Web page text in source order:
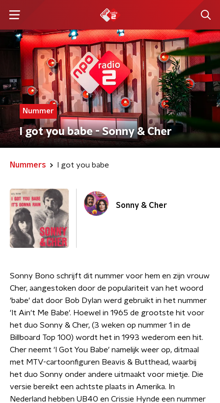
Nummer
I got you babe - Sonny & Cher
Nummers I got you babe
Sonny & Cher
Sonny Bono schrijft dit nummer voor hem en zijn vrouw
Cher, aangestoken door de populariteit van het woord
'babe' dat door Bob Dylan werd gebruikt in het nummer
'It Ain't Me Babe'. Hoewel in 1965 de grootste hit voor
het duo Sonny & Cher, (3 weken op nummer 1 in de
Billboard Top 100) wordt het in 1993 wederom een hit.
Cher neemt 'I Got You Babe' namelijk weer op, ditmaal
met MTV-cartoonfiguren Beavis & Butthead, waarbij
het duo Sonny onder andere uitmaakt voor mietje. Die
versie bereikt een achtste plaats in Amerika. In
Nederland hebben UB40 en Crissie Hynde een nummer